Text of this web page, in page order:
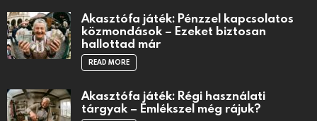
Akasztófa játék: Pénzzel kapcsolatos
közmondások – Ezeket biztosan
hallottad már
READ MORE
Akasztófa játék: Régi használati
tárgyak – Emlékszel még rájuk?